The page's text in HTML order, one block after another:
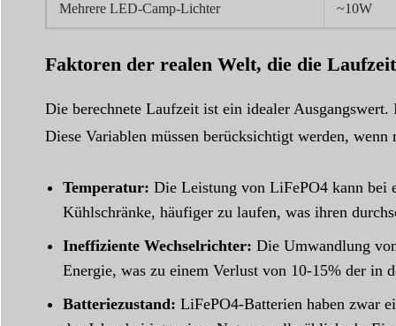
Mehrere LED-Camp-Lichter ~10W
Faktoren der realen Welt, die die
Die berechnete Laufzeit ist ein idealer
Diese Variablen müssen berücksichtigt werden,
Temperatur: Die Leistung von LiFePO4 kann bei
Kühlschränke, häufiger zu laufen, was ihren
Ineffiziente Wechselrichter: Die Umwandlung
Energie, was zu einem Verlust von 10-15% der in
Batteriezustand: LiFePO4-Batterien haben zwar